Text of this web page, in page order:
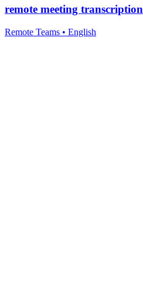
remote meeting transcription
Remote Teams • English